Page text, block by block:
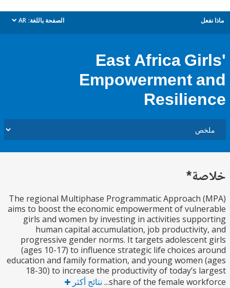
الصفحة باللغة: AR
dropdown
East Africa
Empowerment
The regional Multiphase Programmatic Approach
aims to boost the economic empowerment of
girls and women by investing in activities
human capital accumulation, job
progressive gender norms. It targets
(ages 10-17) to influence strategic life choices
education and family formation, and young women
18-30) to increase the productivity of today’s
share of the female نتائج أكثر